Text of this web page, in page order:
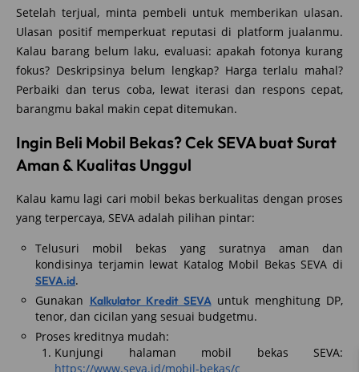
Setelah terjual, minta pembeli untuk memberikan ulasan.
Ulasan positif memperkuat reputasi di platform jualanmu.
Kalau barang belum laku, evaluasi: apakah fotonya kurang
fokus? Deskripsinya belum lengkap? Harga terlalu mahal?
Perbaiki dan terus coba, lewat iterasi dan respons cepat,
barangmu bakal makin cepat ditemukan.
Ingin Beli Mobil Bekas? Cek SEVA buat Surat
Aman & Kualitas Unggul
Kalau kamu lagi cari mobil bekas berkualitas dengan proses
yang terpercaya, SEVA adalah pilihan pintar:
Telusuri mobil bekas yang suratnya aman dan
kondisinya terjamin lewat Katalog Mobil Bekas SEVA di
SEVA.id.
Gunakan Kalkulator Kredit SEVAuntuk menghitung DP,
tenor, dan cicilan yang sesuai budgetmu.
Proses kreditnya mudah:
Kunjungi halaman mobil bekas SEVA:
https://www.seva.id/mobil-bekas/c